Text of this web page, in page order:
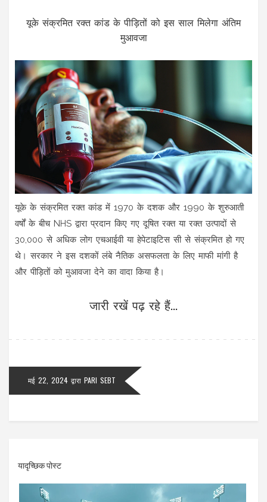
यूके संक्रमित रक्त कांड के पीड़ितों को इस साल मिलेगा अंतिम
मुआवजा
यूके के संक्रमित रक्त कांड में 1970 के दशक और 1990 के शुरुआती
वर्षों के बीच NHS द्वारा प्रदान किए गए दूषित रक्त या रक्त उत्पादों से
30,000 से अधिक लोग एचआईवी या हेपेटाइटिस सी से संक्रमित हो गए
थे। सरकार ने इस दशकों लंबे नैतिक असफलता के लिए माफी मांगी है
और पीड़ितों को मुआवजा देने का वादा किया है।
जारी रखें पढ़ रहे हैं...
मई 22, 2024 द्वारा PARI SEBT
यादृच्छिक पोस्ट